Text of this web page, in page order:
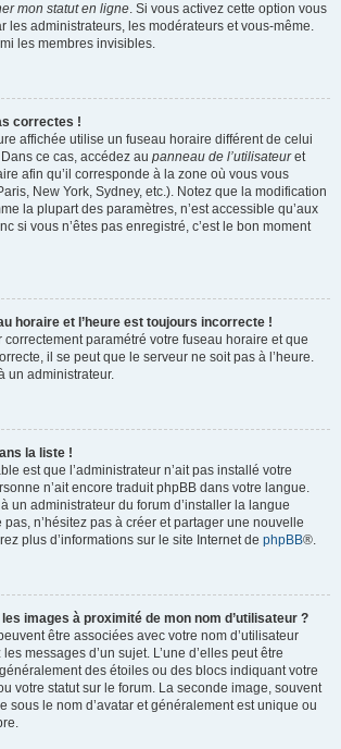
mon statut en ligne. Si vous activez cette option vous
les administrateurs, les modérateurs et vous-même.
les membres invisibles.
correctes !
affichée utilise un fuseau horaire différent de celui
ce cas, accédez au panneau de l’utilisateuret
afin qu’il corresponde à la zone où vous vous
New York, Sydney, etc.). Notez que la modification
la plupart des paramètres, n’est accessible qu’aux
si vous n’êtes pas enregistré, c’est le bon moment
horaire et l’heure est toujours incorrecte !
correctement paramétré votre fuseau horaire et que
il se peut que le serveur ne soit pas à l’heure.
un administrateur.
la liste !
est que l’administrateur n’ait pas installé votre
n’ait encore traduit phpBB dans votre langue.
un administrateur du forum d’installer la langue
pas, n’hésitez pas à créer et partager une nouvelle
plus d’informations sur le site Internet de phpBB®.
images à proximité de mon nom d’utilisateur ?
être associées avec votre nom d’utilisateur
messages d’un sujet. L’une d’elles peut être
des étoiles ou des blocs indiquant votre
votre statut sur le forum. La seconde image, souvent
sous le nom d’avatar et généralement est unique ou